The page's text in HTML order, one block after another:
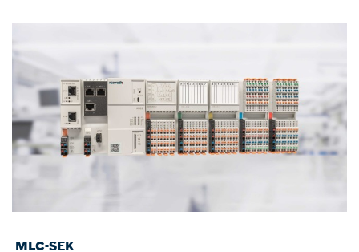
MLC-SEK